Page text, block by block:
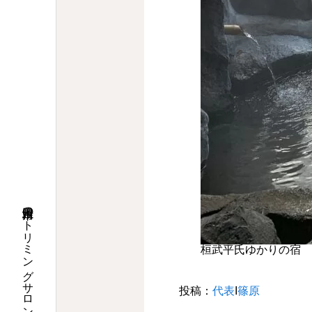
桓武平氏ゆかりの宿
投稿： 代表 篠原